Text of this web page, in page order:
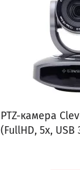
PTZ-камера
(FullHD, 5x, USB